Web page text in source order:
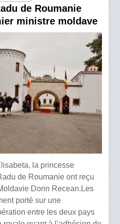
de Roumanie
ministre moldave
la princesse
de Roumanie ont reçu
Dorin Recean.Les
porté sur une
entre les deux pays